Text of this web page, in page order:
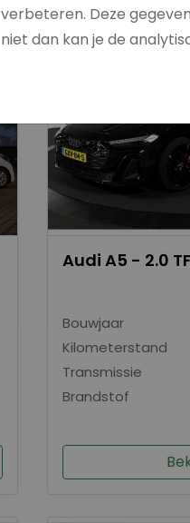
Audi A5 - 2.0
Bouwjaar
Kilometerstand
Transmissie
Brandstof
verbeteren. Deze
niet dan kan je de